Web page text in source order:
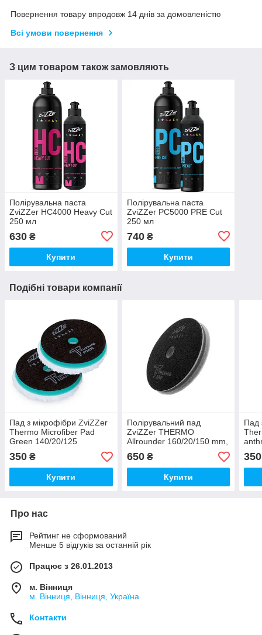
Повернення товару впродовж 14 днів за домовленістю
Всі умови повернення
З цим товаром також замовляють
Полірувальна паста
ZviZZer HC4000 Heavy Cut
250 мл
630 ₴
Купити
Полірувальна паста
ZviZZer PC5000 PRE Cut
250 мл
740₴
Купити
Подібні товари компанії
Пад з мікрофібри ZviZZer
Thermo Microfiber Pad
Green 140/20/125
ексцентрик
350 ₴
Купити
Полірувальний пад
ZviZZer THERMO
Allrounder 160/20/150 mm,
650₴
Купити
Пад
350
Про нас
Рейтинг не сформований
Менше 5 відгуків за останній рік
Працює з 26.01.2013
м. Вінниця
м. Вінниця, Вінниця, Україна
Контакти